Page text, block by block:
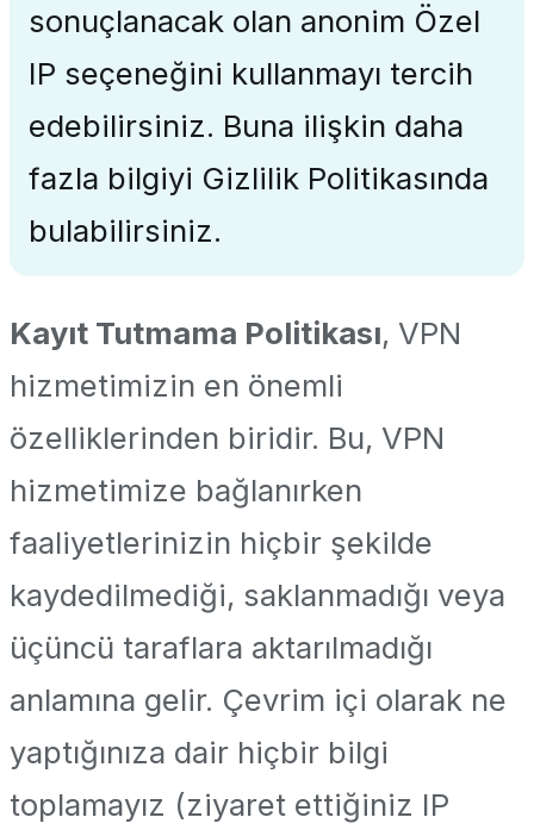
sonuçlanacak olan anonim Özel
IP seçeneğini kullanmayı tercih
edebilirsiniz. Buna ilişkin daha
fazla bilgiyi Gizlilik Politikasında
bulabilirsiniz.
Kayıt Tutmama Politikası, VPN
hizmetimizin en önemli
özelliklerinden biridir. Bu, VPN
hizmetimize bağlanırken
faaliyetlerinizin hiçbir şekilde
kaydedilmediği, saklanmadığı veya
üçüncü taraflara aktarılmadığı
anlamına gelir. Çevrim içi olarak ne
yaptığınıza dair hiçbir bilgi
toplamayız (ziyaret ettiğiniz IP